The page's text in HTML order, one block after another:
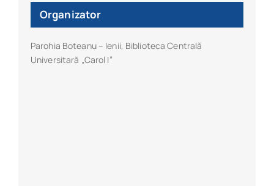
Organizator
Parohia Boteanu – Ienii, Biblioteca Centrală
Universitară „Carol I”